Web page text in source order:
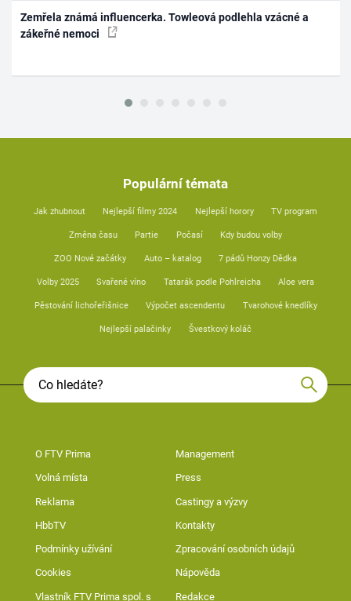
Zemřela známá influencerka. Towleová podlehla vzácné a
zákeřné nemoci
Populární témata
Jak zhubnout Nejlepší filmy 2024 Nejlepší horory TV program
Změna času Partie Počasí Kdy budou volby
ZOO Nové začátky Auto – katalog 7 pádů Honzy Dědka
Volby 2025 Svařené víno Tatarák podle Pohlreicha Aloe vera
Pěstování lichořeřišnice Výpočet ascendentu Tvarohové knedlíky
Nejlepší palačinky Švestkový koláč
O FTV Prima Management
Volná místa Press
Reklama Castingy a výzvy
HbbTV Kontakty
Podmínky užívání Zpracování osobních údajů
Cookies Nápověda
Vlastník FTV Prima spol. s Redakce